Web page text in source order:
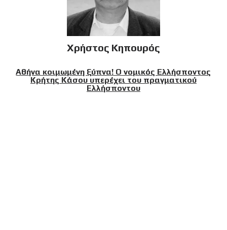
Χρήστος Κηπουρός
Αθήνα κοιμωμένη ξύπνα! Ο νομικός Ελλήσποντος
Κρήτης Κάσου υπερέχει του πραγματικού
Ελλήσποντου